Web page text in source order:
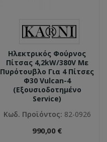
Ηλεκτρικός Φούρνος
Πίτσας 4,2kW/380V Με
Πυρότουβλο Για 4 Πίτσες
Φ30 Vulcan-4
(Εξουσιοδοτημένο
Service)
Κωδ. Προϊόντος: 82-0926
990,00 €